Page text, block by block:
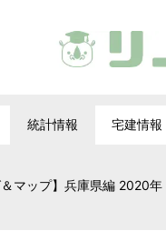
統計情報 宅建情報
マップ】兵庫県編 2020年